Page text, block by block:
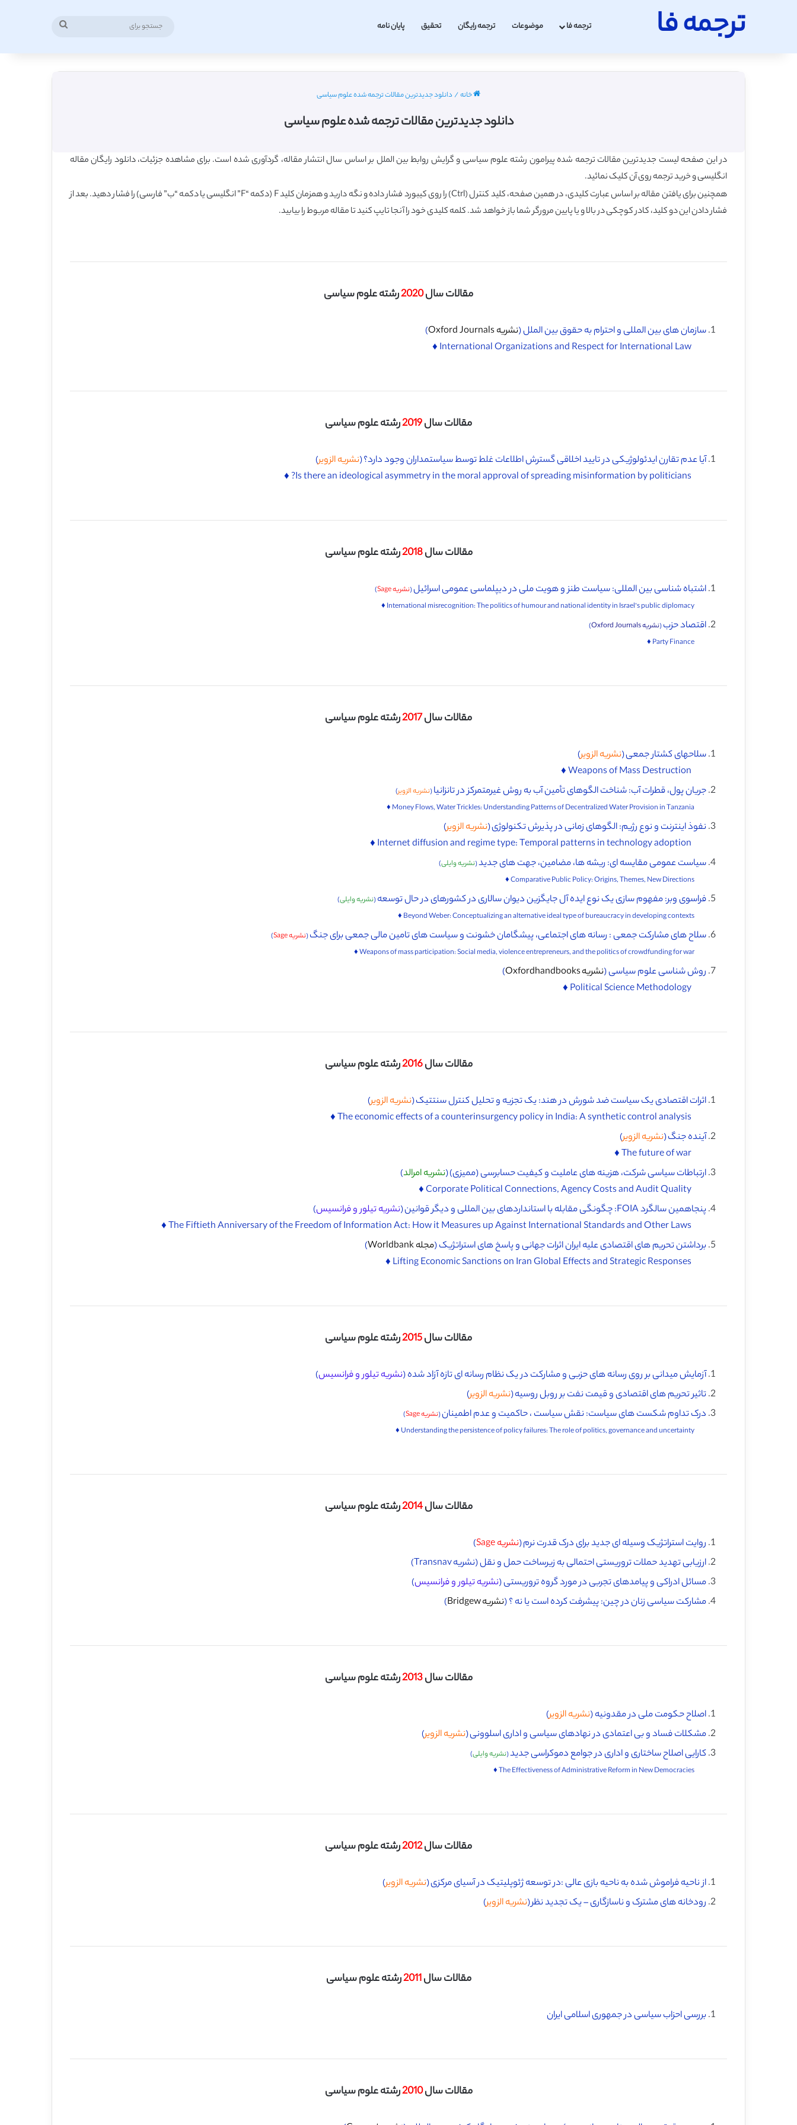
ترجمه فا ترجمه فا موضوعات ترجمه رایگان تحقیق پایان نامه
خانه/ دانلود جدیدترین مقالات ترجمه شده علوم سیاسی
دانلود جدیدترین مقالات ترجمه شده علوم سیاسی
در این صفحه لیست جدیدترین مقالات ترجمه شده پیرامون رشته علوم سیاسی و گرایش روابط بین الملل بر اساس سال انتشار مقاله، گردآوری شده است. برای مشاهده جزئیات، دانلود رایگان مقاله
انگلیسی و خرید ترجمه روی آن کلیک نمائید.
همچنین برای یافتن مقاله بر اساس عبارت کلیدی، در همین صفحه، کلید کنترل (Ctrl) را روی کیبورد فشار داده و نگه دارید و همزمان کلید F (دکمه “F” انگلیسی یا دکمه “ب” فارسی) را فشار دهید. بعد از
فشار دادن این دو کلید، کادر کوچکی در بالا و یا پایین مرورگر شما باز خواهد شد. کلمه کلیدی خود را آنجا تایپ کنید تا مقاله مربوط را بیابید.
مقالات سال2020رشته علوم سیاسی
سازمان های بین المللی و احترام به حقوق بین الملل (نشریه Oxford Journals
)
مقالات سال2019رشته علوم سیاسی
آیا عدم تقارن ایدئولوژیکی در تایید اخلاقی گسترش اطلاعات غلط توسط سیاستمداران وجود دارد؟ (نشریه الزویر)
مقالات سال2018رشته علوم سیاسی
اشتباه شناسی بین المللی: سیاست طنز و هویت ملی در دیپلماسی عمومی اسرائیل(نشریه Sage
)
اقتصاد حزب(نشریه Oxford Journals
)
مقالات سال2017رشته علوم سیاسی
سلاحهای کشتار جمعی (نشریه الزویر)
جریان پول، قطرات آب: شناخت الگوهای تأمین آب به روش غیرمتمرکز در تانزانیا(نشریه الزویر)
نفوذ اینترنت و نوع رژیم: الگوهای زمانی در پذیرش تکنولوژی (نشریه الزویر)
سیاست عمومی مقایسه ای: ریشه ها، مضامین، جهت های جدید(نشریه وایلی)
فراسوی وبر: مفهوم سازی یک نوع ایده آل جایگزین دیوان سالاری در کشورهای در حال توسعه(نشریه وایلی)
سلاح های مشارکت جمعی : رسانه های اجتماعی، پیشگامان خشونت و سیاست های تامین مالی جمعی برای جنگ(نشریه Sage
)
Weapons of mass participation: Social media, violence entrepreneurs, and the politics of crowdfunding for war ♦️
روش شناسی علوم سیاسی (نشریه Oxfordhandbooks
)
مقالات سال2016رشته علوم سیاسی
اثرات اقتصادی یک سیاست ضد شورش در هند: یک تجزیه و تحلیل کنترل سنتتیک (نشریه الزویر)
آینده جنگ (نشریه الزویر)
ارتباطات سیاسی شرکت، هزینه های عاملیت و کیفیت حسابرسی (ممیزی) (نشریه امرالد)
پنجاهمین سالگرد FOIA: چگونگی مقابله با استانداردهای بین المللی و دیگر قوانین (
نشریه تیلور و فرانسیس)
برداشتن تحریم های اقتصادی علیه ایران اثرات جهانی و پاسخ های استراتژیک (مجله Worldbank
)
مقالات سال2015رشته علوم سیاسی
آزمایش میدانی بر روی رسانه های حزبی و مشارکت در یک نظام رسانه ای تازه آزاد شده (نشریه تیلور و فرانسیس)
تاثیر تحریم های اقتصادی و قیمت نفت بر روبل روسیه (نشریه الزویر)
درک تداوم شکست های سیاست: نقش سیاست ، حاکمیت و عدم اطمینان(نشریه Sage
)
مقالات سال2014رشته علوم سیاسی
روایت استراتژیک وسیله ای جدید برای درک قدرت نرم (نشریه Sage
)
ارزیابی تهدید حملات تروریستی احتمالی به زیرساخت حمل و نقل (نشریه Transnav)
مسائل ادراکی و پیامدهای تجربی در مورد گروه تروریستی (نشریه تیلور و فرانسیس)
مشارکت سیاسی زنان در چین: پیشرفت کرده است یا نه ؟ (نشریه Bridgew )
مقالات سال2013رشته علوم سیاسی
اصلاح حکومت ملی در مقدونیه (نشریه الزویر)
مشکلات فساد و بی اعتمادی در نهادهای سیاسی و اداری اسلوونی (نشریه الزویر)
کارایی اصلاح ساختاری و اداری در جوامع دموکراسی جدید(نشریه وایلی)
مقالات سال2012رشته علوم سیاسی
از ناحیه فراموش شده به ناحیه بازی عالی :در توسعه ژئوپلیتیک در آسیای مرکزی (نشریه الزویر)
رودخانه های مشترک و ناسازگاری – یک تجدید نظر (نشریه الزویر)
مقالات سال2011رشته علوم سیاسی
بررسی احزاب سیاسی در جمهوری اسلامی ایران
مقالات سال2010رشته علوم سیاسی